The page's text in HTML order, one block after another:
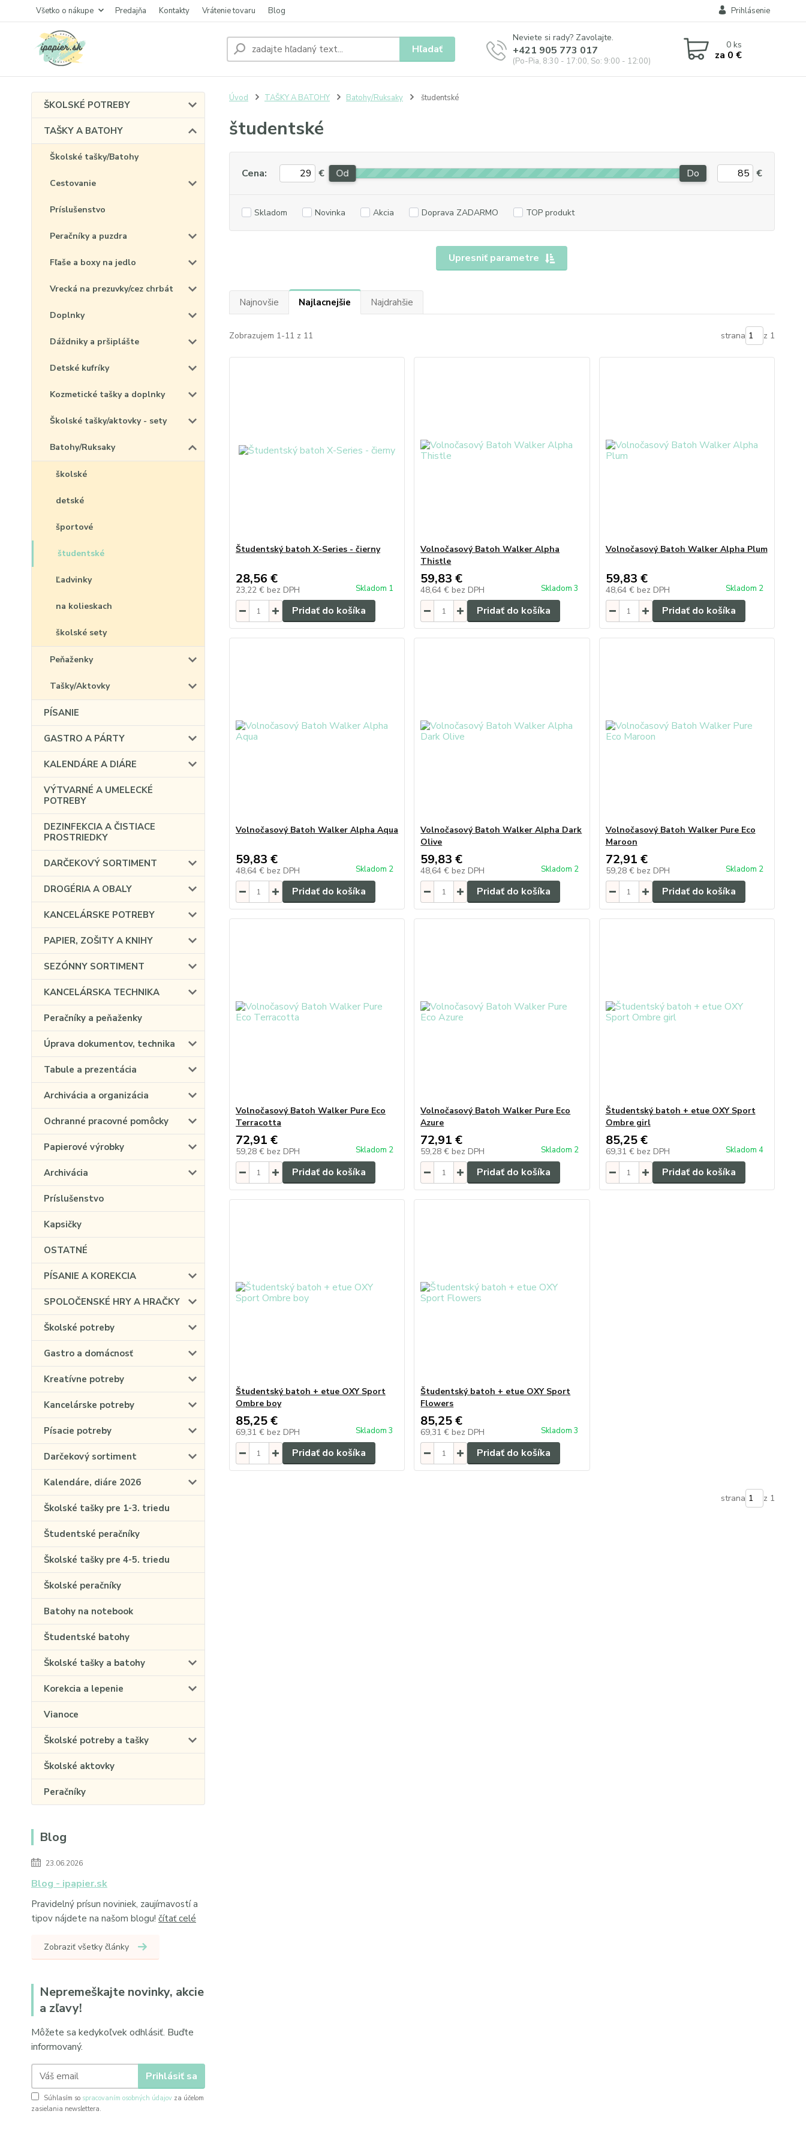
Všetko o nákupe Predajňa Kontakty Vrátenie tovaru Blog Prihlásenie
Hľadať
Neviete si rady? Zavolajte.
+421 905 773 017
(Po-Pia, 8:30 - 17:00, So: 9:00 - 12:00)
0ks
za 0 €
ŠKOLSKÉ POTREBY
TAŠKY A BATOHY
Školské tašky/Batohy
Cestovanie
Príslušenstvo
Peračníky a puzdra
Fľaše a boxy na jedlo
Vrecká na prezuvky/cez chrbát
Doplnky
Dáždniky a pršiplášte
Detské kufríky
Kozmetické tašky a doplnky
Školské tašky/aktovky - sety
Batohy/Ruksaky
školské
detské
športové
študentské
Ľadvinky
na kolieskach
školské sety
Peňaženky
Tašky/Aktovky
PÍSANIE
GASTRO A PÁRTY
KALENDÁRE A DIÁRE
VÝTVARNÉ A UMELECKÉ
POTREBY
DEZINFEKCIA A ČISTIACE
PROSTRIEDKY
DARČEKOVÝ SORTIMENT
DROGÉRIA A OBALY
KANCELÁRSKE POTREBY
PAPIER, ZOŠITY A KNIHY
SEZÓNNY SORTIMENT
KANCELÁRSKA TECHNIKA
Peračníky a peňaženky
Úprava dokumentov, technika
Tabule a prezentácia
Archivácia a organizácia
Ochranné pracovné pomôcky
Papierové výrobky
Archivácia
Príslušenstvo
Kapsičky
OSTATNÉ
PÍSANIE A KOREKCIA
SPOLOČENSKÉ HRY A HRAČKY
Školské potreby
Gastro a domácnosť
Kreatívne potreby
Kancelárske potreby
Písacie potreby
Darčekový sortiment
Kalendáre, diáre 2026
Školské tašky pre 1-3. triedu
Študentské peračníky
Školské tašky pre 4-5. triedu
Školské peračníky
Batohy na notebook
Študentské batohy
Školské tašky a batohy
Korekcia a lepenie
Vianoce
Školské potreby a tašky
Školské aktovky
Peračníky
Blog
23.06.2026
Blog - ipapier.sk
Pravidelný prísun noviniek, zaujímavostí a
tipov nájdete na našom blogu! čítať celé
Zobraziť všetky články
Nepremeškajte novinky, akcie
a zľavy!
Môžete sa kedykoľvek odhlásiť. Buďte
informovaný.
Prihlásiť sa
Súhlasím so spracovaním osobných údajov za účelom
zasielania newslettera.
Úvod TAŠKY A BATOHY Batohy/Ruksaky študentské
študentské
Upresniť parametre
Cena: € Od Do €
Skladom Novinka Akcia Doprava ZADARMO TOP produkt
Najnovšie Najlacnejšie Najdrahšie
Zobrazujem 1-11 z 11 strana z 1
Študentský batoh X-Series - čierny
28,56 €
23,22 € bez DPH Skladom 1
Pridať do košíka
Volnočasový Batoh Walker Alpha
Thistle
59,83 €
48,64 € bez DPH Skladom 3
Pridať do košíka
Volnočasový Batoh Walker Alpha Plum
59,83 €
48,64 € bez DPH Skladom 2
Pridať do košíka
Volnočasový Batoh Walker Alpha Aqua
59,83 €
48,64 € bez DPH Skladom 2
Pridať do košíka
Volnočasový Batoh Walker Alpha Dark
Olive
59,83 €
48,64 € bez DPH Skladom 2
Pridať do košíka
Volnočasový Batoh Walker Pure Eco
Maroon
72,91 €
59,28 € bez DPH Skladom 2
Pridať do košíka
Volnočasový Batoh Walker Pure Eco
Terracotta
72,91 €
59,28 € bez DPH Skladom 2
Pridať do košíka
Volnočasový Batoh Walker Pure Eco
Azure
72,91 €
59,28 € bez DPH Skladom 2
Pridať do košíka
Študentský batoh + etue OXY Sport
Ombre girl
85,25 €
69,31 € bez DPH Skladom 4
Pridať do košíka
Študentský batoh + etue OXY Sport
Ombre boy
85,25 €
69,31 € bez DPH Skladom 3
Pridať do košíka
Študentský batoh + etue OXY Sport
Flowers
85,25 €
69,31 € bez DPH Skladom 3
Pridať do košíka
strana z 1